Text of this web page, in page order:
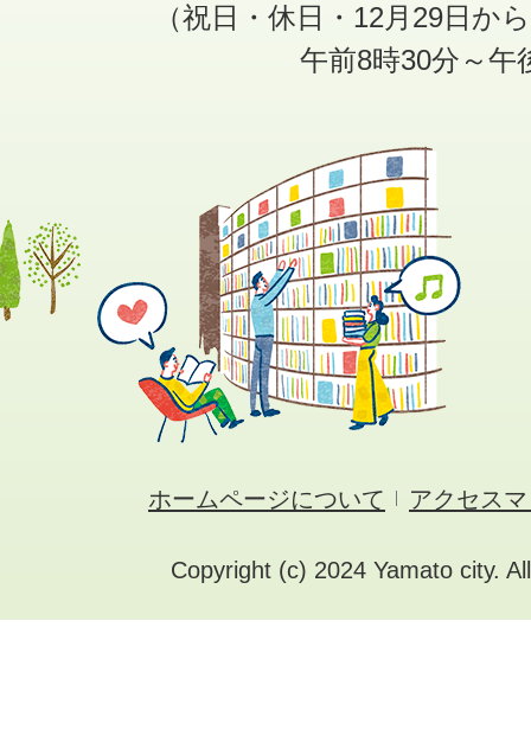
（祝日・休日・12月29日か
午前8時30分～午
ホームページについて アクセス
Copyright (c) 2024 Yamato city.